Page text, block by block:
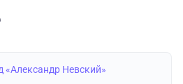
«Александр Невский»